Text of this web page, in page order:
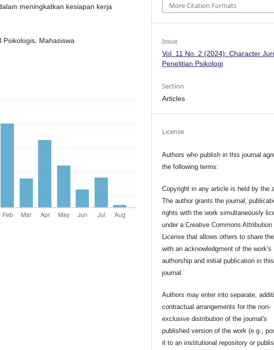
meningkatkan kesiapan kerja
Psikologis, Mahasiswa
More Citation Formats
Issue
Vol. 11 No. 2 (2024): Character
Penelitian Psikologi
Section
Articles
License
Authors who publish in this journal
the following terms:
Copyright in any article is held by the
The author grants the journal,
rights with the work simultaneously
under a Creative Commons Attribution
License that allows others to share
with an acknowledgment of the work's
authorship and initial publication in this
journal.
Authors may enter into separate,
contractual arrangements for the non-
exclusive distribution of the journal's
published version of the work (e.g.,
it to an institutional repository or